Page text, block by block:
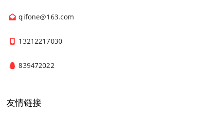
qifone@163.com
13212217030
839472022
友情链接